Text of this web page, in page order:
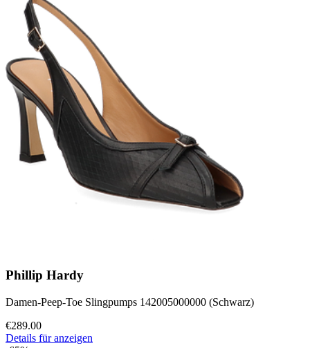
Phillip Hardy
Damen-Peep-Toe Slingpumps 142005000000 (Schwarz)
€289.00
Details für anzeigen